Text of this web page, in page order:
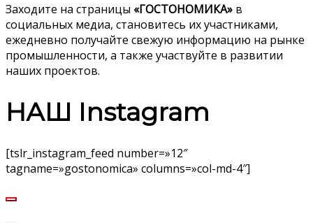
Заходите на страницы «ГОСТОНОМИКА» в
социальных медиа, становитесь их участниками,
ежедневно получайте свежую информацию на рынке
промышленности, а также участвуйте в развитии
наших проектов.
НАШ Instagram
[tslr_instagram_feed number=»12″
tagname=»gostonomica» columns=»col-md-4″]